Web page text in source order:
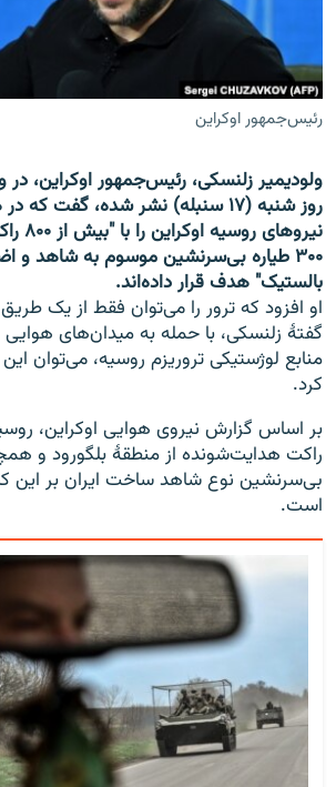
صفحه پشتو
Azadi English
به ما بپیوندید
همۀ سایت‌های رادیو آزادی/ رادیو اروپای
رئیس‌جمهور اوکراین
ولودیمیر زلنسکی، رئیس‌جمهور اوکراین، در
روز شنبه (۱۷ سنبله) نشر شده، گفت
بالستیک" هدف قرار داده‌اند.
او افزود که ترور را می‌توان فقط از یک
گفتهٔ زلنسکی، با حمله به میدان‌های هوایی
منابع لوژستیکی تروریزم روسیه، می‌توان
کرد.
بر اساس گزارش نیروی هوایی اوکراین،
بی‌سرنشین نوع شاهد ساخت ایران بر این
است.